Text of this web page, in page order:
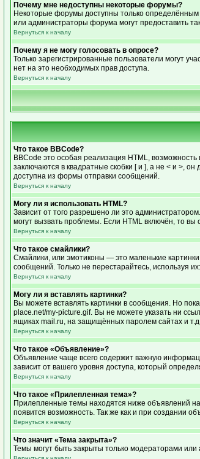
Почему мне недоступны некоторые форумы?
Некоторые форумы доступны только определённым
или администраторы форума могут предоставить
Вернуться к началу
Почему я не могу голосовать в опросе?
Только зарегистрированные пользователи могут
нет на это необходимых прав доступа.
Вернуться к началу
Что такое BBCode?
BBCode это особая реализация HTML,
заключаются в квадратные скобки [ и ], а не < и >,
доступна из формы отправки сообщений.
Вернуться к началу
Могу ли я использовать HTML?
Зависит от того разрешено ли это
могут вызвать проблемы. Если HTML включён, то
Вернуться к началу
Что такое смайлики?
Смайлики, или эмотиконы — это маленькие
сообщений. Только не перестарайтесь, используя
Вернуться к началу
Могу ли я вставлять картинки?
Вы можете вставлять картинки в сообщения. Но
place.net/my-picture.gif. Вы не можете указать ни
ящиках mail.ru, на защищённых паролем сайтах и
Вернуться к началу
Что такое «Объявление»?
Объявление чаще всего содержит важную
зависит от вашего уровня доступа, который
Вернуться к началу
Что такое «Прилепленная тема»?
Прилепленные темы находятся ниже объявлений
появится возможность. Так же как и при создании
Вернуться к началу
Что значит «Тема закрыта»?
Темы могут быть закрыты только модераторами